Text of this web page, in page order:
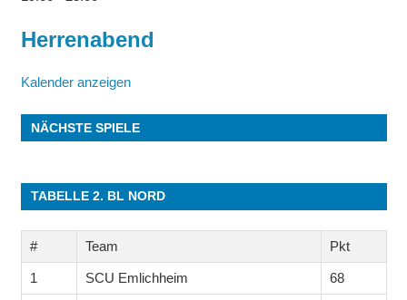
Herrenabend
Kalender anzeigen
NÄCHSTE SPIELE
TABELLE 2. BL NORD
# Team Pkt
1 SCU Emlichheim 68